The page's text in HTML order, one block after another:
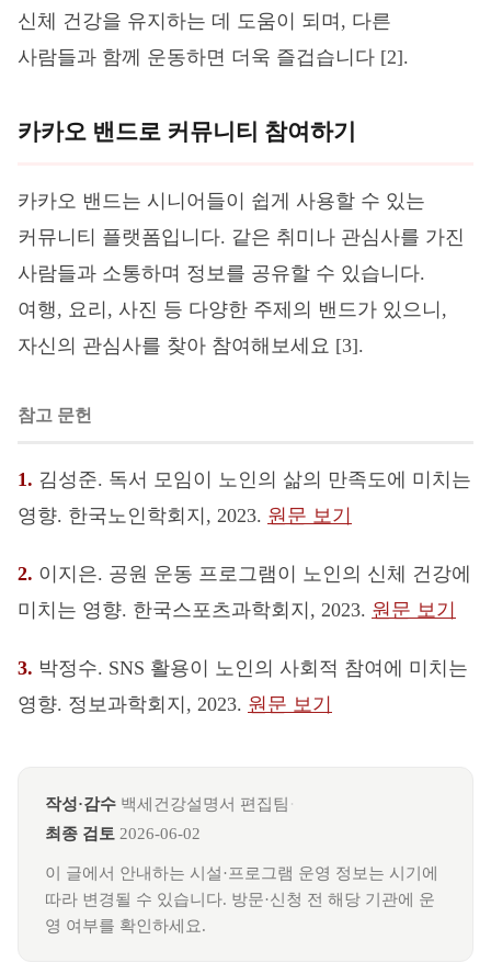
신체 건강을 유지하는 데 도움이 되며, 다른
사람들과 함께 운동하면 더욱 즐겁습니다 [2].
카카오 밴드로 커뮤니티 참여하기
카카오 밴드는 시니어들이 쉽게 사용할 수 있는
커뮤니티 플랫폼입니다. 같은 취미나 관심사를 가진
사람들과 소통하며 정보를 공유할 수 있습니다.
여행, 요리, 사진 등 다양한 주제의 밴드가 있으니,
자신의 관심사를 찾아 참여해보세요 [3].
참고 문헌
1. 김성준. 독서 모임이 노인의 삶의 만족도에 미치는
영향. 한국노인학회지, 2023. 원문 보기
2. 이지은. 공원 운동 프로그램이 노인의 신체 건강에
미치는 영향. 한국스포츠과학회지, 2023. 원문 보기
3. 박정수. SNS 활용이 노인의 사회적 참여에 미치는
영향. 정보과학회지, 2023. 원문 보기
작성·감수 백세건강설명서 편집팀 ·
최종 검토 2026-06-02
이 글에서 안내하는 시설·프로그램 운영 정보는 시기에
따라 변경될 수 있습니다. 방문·신청 전 해당 기관에 운
영 여부를 확인하세요.